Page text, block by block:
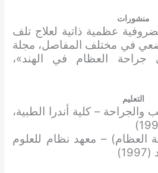
منشورات
عظمية ذاتية لعلاج تلف
في مختلف المفاصل، مجلة
جراحة العظام في الهند»،
التعليم
– كلية أندرا الطبية،
العظام) – معهد نظام للعلوم